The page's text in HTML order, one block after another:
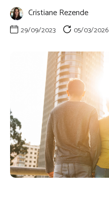
Cristiane Rezende
29/09/2023 05/03/2026